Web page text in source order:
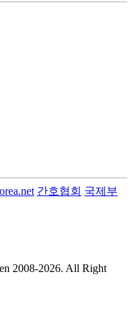
간호협회 국제부
2008-2026. All Right